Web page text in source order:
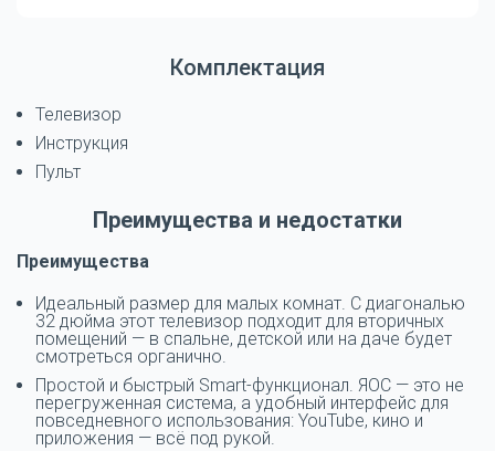
Комплектация
Телевизор
Инструкция
Пульт
Преимущества и недостатки
Преимущества
Идеальный размер для малых комнат. С диагональю
32 дюйма этот телевизор подходит для вторичных
помещений — в спальне, детской или на даче будет
смотреться органично.
Простой и быстрый Smart-функционал. ЯОС — это не
перегруженная система, а удобный интерфейс для
повседневного использования: YouTube, кино и
приложения — всё под рукой.